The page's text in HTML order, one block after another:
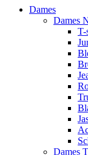
Dames
Dames
T-
Dames